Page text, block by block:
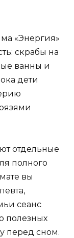
«Энергия»
скрабы на
ванны и
дети
отдельные
полного
вы
сеанс
полезных
перед сном.